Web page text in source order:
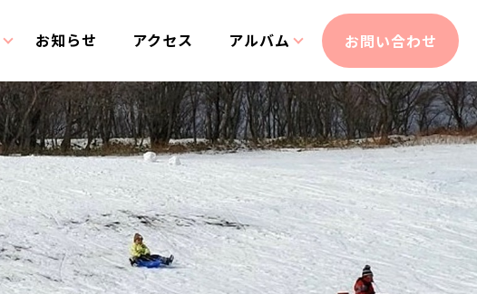
お知らせ アクセス アルバム お問い合わせ